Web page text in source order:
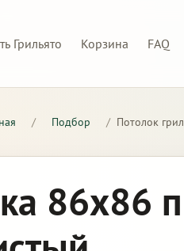
Грильято Корзина FAQ
/ Подбор / Потолок
86х86